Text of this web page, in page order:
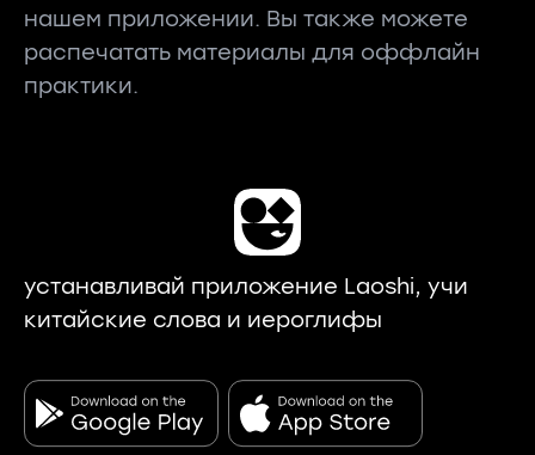
нашем приложении. Вы также можете
распечатать материалы для оффлайн
практики.
устанавливай приложение Laoshi, учи
китайские слова и иероглифы